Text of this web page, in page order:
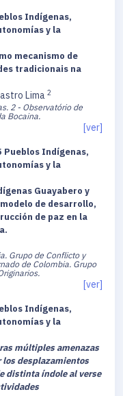
Indígenas,
y la
mecanismo de
tradicionais na
Lima 2
2 - Observatório de
Bocaina.
[ver]
Pueblos Indígenas,
y la
Guayabero y
de desarrollo,
de paz en la
Grupo de Conflicto y
de Colombia. Grupo
[ver]
Indígenas,
y la
múltiples amenazas
los desplazamientos
distinta índole al verse